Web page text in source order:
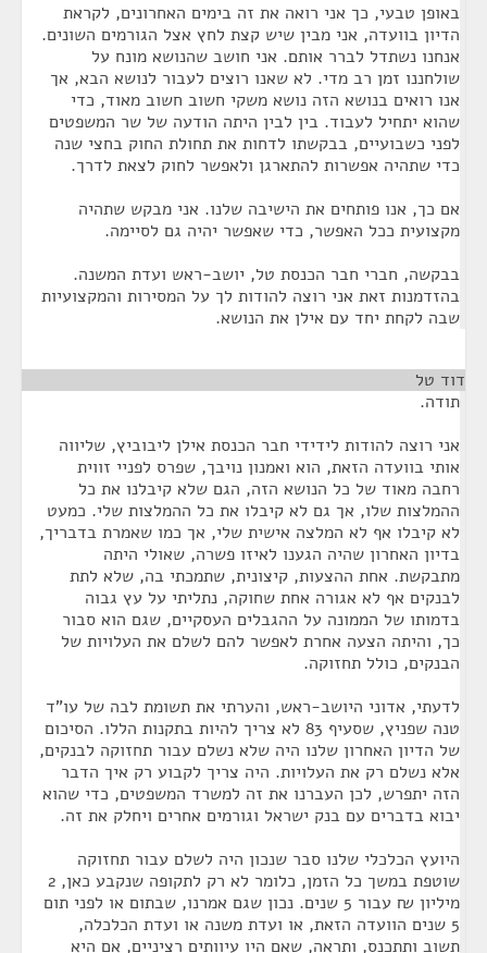
באופן טבעי, כך אני רואה את זה בימים האחרונים, לקראת
הדיון בוועדה, אני מבין שיש קצת לחץ אצל הגורמים השונים.
אנחנו נשתדל לברר אותם. אני חושב שהנושא מונח על
שולחננו זמן רב מדי. לא שאנו רוצים לעבור לנושא הבא, אך
אנו רואים בנושא הזה נושא משקי חשוב חשוב מאוד, כדי
שהוא יתחיל לעבוד. בין לבין היתה הודעה של שר המשפטים
לפני כשבועיים, בבקשתו לדחות את תחולת החוק בחצי שנה
כדי שתהיה אפשרות להתארגן ולאפשר לחוק לצאת לדרך.
אם כך, אנו פותחים את הישיבה שלנו. אני מבקש שתהיה
מקצועית ככל האפשר, כדי שאפשר יהיה גם לסיימה.
בבקשה, חברי חבר הכנסת טל, יושב-ראש ועדת המשנה.
בהזדמנות זאת אני רוצה להודות לך על המסירות והמקצועיות
שבה לקחת יחד עם אילן את הנושא.
דוד טל
תודה.
אני רוצה להודות לידידי חבר הכנסת אילן ליבוביץ, שליווה
אותי בוועדה הזאת, הוא ואמנון נויבך, שפרס לפניי זווית
רחבה מאוד של כל הנושא הזה, הגם שלא קיבלנו את כל
ההמלצות שלו, אך גם לא קיבלו את כל ההמלצות שלי. כמעט
לא קיבלו אף לא המלצה אישית שלי, אך כמו שאמרת בדבריך,
בדיון האחרון שהיה הגענו לאיזו פשרה, שאולי היתה
מתבקשת. אחת ההצעות, קיצונית, שתמכתי בה, שלא לתת
לבנקים אף לא אגורה אחת שחוקה, נתליתי על עץ גבוה
בדמותו של הממונה על ההגבלים העסקיים, שגם הוא סבור
כך, והיתה הצעה אחרת לאפשר להם לשלם את העלויות של
הבנקים, כולל תחזוקה.
לדעתי, אדוני היושב-ראש, והערתי את תשומת לבה של עו"ד
טנה שפניץ, שסעיף 83 לא צריך להיות בתקנות הללו. הסיכום
של הדיון האחרון שלנו היה שלא נשלם עבור תחזוקה לבנקים,
אלא נשלם רק את העלויות. היה צריך לקבוע רק איך הדבר
הזה יתפרש, לכן העברנו את זה למשרד המשפטים, כדי שהוא
יבוא בדברים עם בנק ישראל וגורמים אחרים ויחלק את זה.
היועץ הכלכלי שלנו סבר שנכון היה לשלם עבור תחזוקה
שוטפת במשך כל הזמן, כלומר לא רק לתקופה שנקבע כאן, 2
מיליון ₪ עבור 5 שנים. נכון שגם אמרנו, שבתום או לפני תום
5 שנים הוועדה הזאת, או ועדת משנה או ועדת הכלכלה,
תשוב ותתכנס, ותראה, שאם היו עיוותים רציניים, אם היא